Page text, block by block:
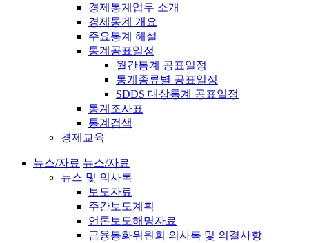
경제통계업무 소개
경제통계 개요
주요통계 해설
통계공표일정
월간통계 공표일정
통계종류별 공표일정
SDDS 대상통계 공표일정
통계조사표
통계검색
경제교육
뉴스/자료 뉴스/자료
뉴스 및 의사록
보도자료
주간보도계획
언론보도해명자료
금융통화위원회 의사록 및 의결사항